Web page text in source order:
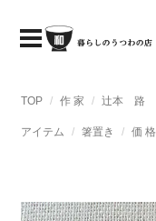
TOP 作 家 辻本 路
アイテム 箸置き 価 格